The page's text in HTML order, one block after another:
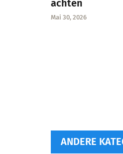
achten
Mai 30, 2026
ANDERE